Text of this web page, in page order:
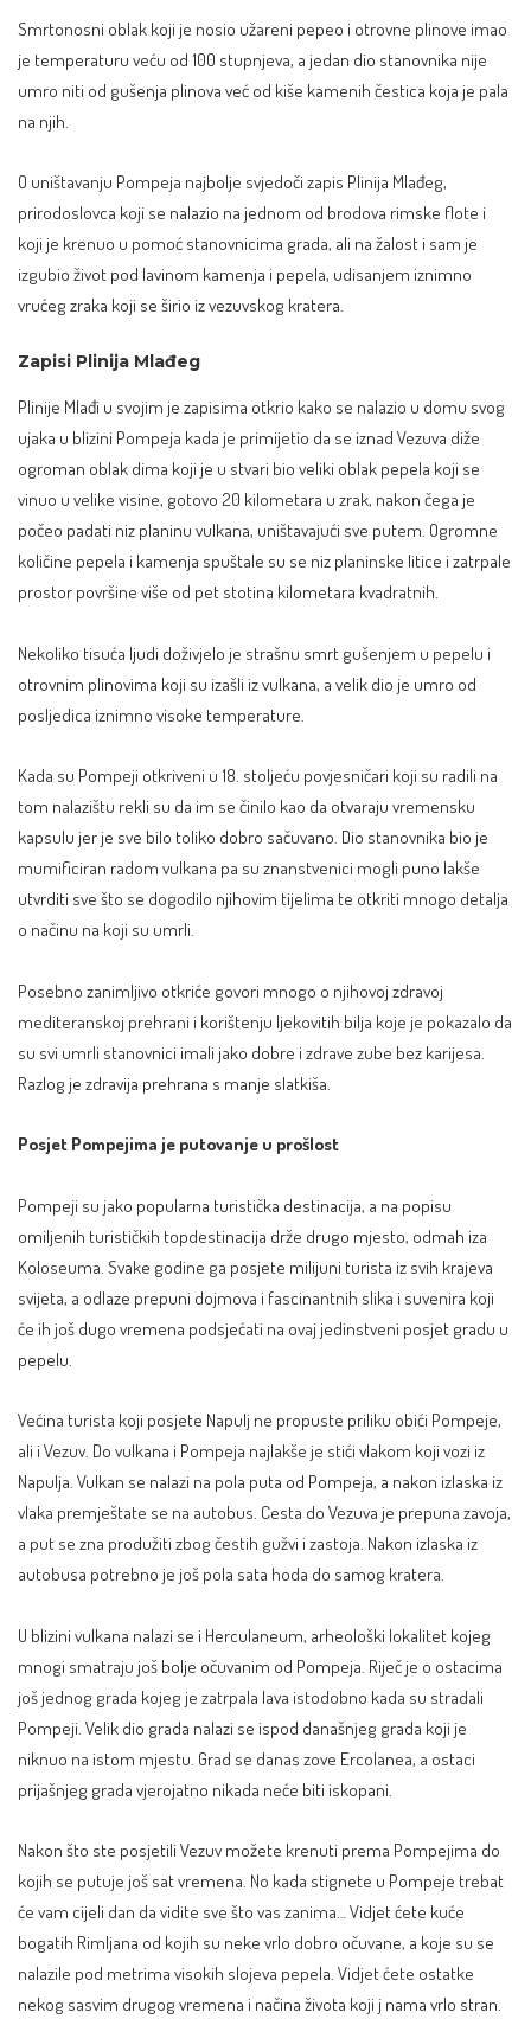
Smrtonosni oblak koji je nosio užareni pepeo i otrovne plinove imao
je temperaturu veću od 100 stupnjeva, a jedan dio stanovnika nije
umro niti od gušenja plinova već od kiše kamenih čestica koja je pala
na njih.
O uništavanju Pompeja najbolje svjedoči zapis Plinija Mlađeg,
prirodoslovca koji se nalazio na jednom od brodova rimske flote i
koji je krenuo u pomoć stanovnicima grada, ali na žalost i sam je
izgubio život pod lavinom kamenja i pepela, udisanjem iznimno
vrućeg zraka koji se širio iz vezuvskog kratera.
Zapisi Plinija Mlađeg
Plinije Mlađi u svojim je zapisima otkrio kako se nalazio u domu svog
ujaka u blizini Pompeja kada je primijetio da se iznad Vezuva diže
ogroman oblak dima koji je u stvari bio veliki oblak pepela koji se
vinuo u velike visine, gotovo 20 kilometara u zrak, nakon čega je
počeo padati niz planinu vulkana, uništavajući sve putem. Ogromne
količine pepela i kamenja spuštale su se niz planinske litice i zatrpale
prostor površine više od pet stotina kilometara kvadratnih.
Nekoliko tisuća ljudi doživjelo je strašnu smrt gušenjem u pepelu i
otrovnim plinovima koji su izašli iz vulkana, a velik dio je umro od
posljedica iznimno visoke temperature.
Kada su Pompeji otkriveni u 18. stoljeću povjesničari koji su radili na
tom nalazištu rekli su da im se činilo kao da otvaraju vremensku
kapsulu jer je sve bilo toliko dobro sačuvano. Dio stanovnika bio je
mumificiran radom vulkana pa su znanstvenici mogli puno lakše
utvrditi sve što se dogodilo njihovim tijelima te otkriti mnogo detalja
o načinu na koji su umrli.
Posebno zanimljivo otkriće govori mnogo o njihovoj zdravoj
mediteranskoj prehrani i korištenju ljekovitih bilja koje je pokazalo da
su svi umrli stanovnici imali jako dobre i zdrave zube bez karijesa.
Razlog je zdravija prehrana s manje slatkiša.
Posjet Pompejima je putovanje u prošlost
Pompeji su jako popularna turistička destinacija, a na popisu
omiljenih turističkih topdestinacija drže drugo mjesto, odmah iza
Koloseuma. Svake godine ga posjete milijuni turista iz svih krajeva
svijeta, a odlaze prepuni dojmova i fascinantnih slika i suvenira koji
će ih još dugo vremena podsjećati na ovaj jedinstveni posjet gradu u
pepelu.
Većina turista koji posjete Napulj ne propuste priliku obići Pompeje,
ali i Vezuv. Do vulkana i Pompeja najlakše je stići vlakom koji vozi iz
Napulja. Vulkan se nalazi na pola puta od Pompeja, a nakon izlaska iz
vlaka premještate se na autobus. Cesta do Vezuva je prepuna zavoja,
a put se zna produžiti zbog čestih gužvi i zastoja. Nakon izlaska iz
autobusa potrebno je još pola sata hoda do samog kratera.
U blizini vulkana nalazi se i Herculaneum, arheološki lokalitet kojeg
mnogi smatraju još bolje očuvanim od Pompeja. Riječ je o ostacima
još jednog grada kojeg je zatrpala lava istodobno kada su stradali
Pompeji. Velik dio grada nalazi se ispod današnjeg grada koji je
niknuo na istom mjestu. Grad se danas zove Ercolanea, a ostaci
prijašnjeg grada vjerojatno nikada neće biti iskopani.
Nakon što ste posjetili Vezuv možete krenuti prema Pompejima do
kojih se putuje još sat vremena. No kada stignete u Pompeje trebat
će vam cijeli dan da vidite sve što vas zanima… Vidjet ćete kuće
bogatih Rimljana od kojih su neke vrlo dobro očuvane, a koje su se
nalazile pod metrima visokih slojeva pepela. Vidjet ćete ostatke
nekog sasvim drugog vremena i načina života koji j nama vrlo stran.